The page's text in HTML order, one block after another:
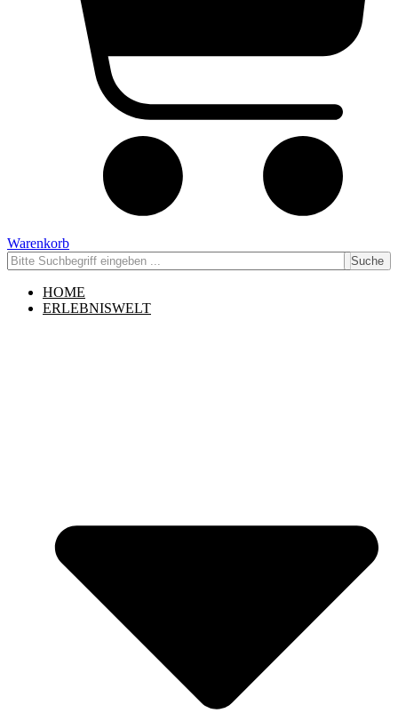
Warenkorb
Suche
HOME
ERLEBNISWELT